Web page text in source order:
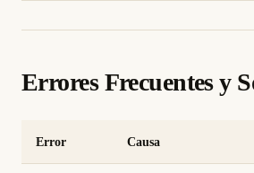
Errores Frecuentes y
Error Causa